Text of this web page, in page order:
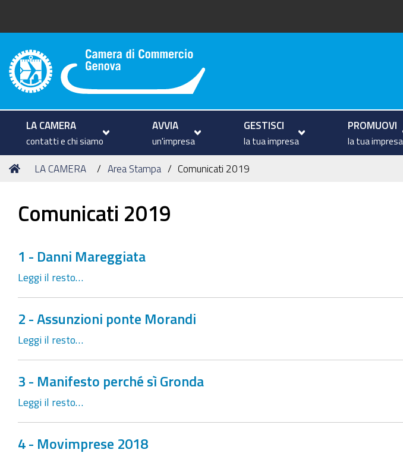
Camera di Commercio di Genova
LA CAMERA
contatti e chi siamo
AVVIA
un'impresa
GESTISCI
la tua impresa
PROMUOVI
la tua impresa
Tu
Home
LA CAMERA Area Stampa Comunicati 2019
Comunicati 2019
1 - Danni Mareggiata
Leggi il resto…
2 - Assunzioni ponte Morandi
Leggi il resto…
3 - Manifesto perché sì Gronda
Leggi il resto…
4 - Movimprese 2018